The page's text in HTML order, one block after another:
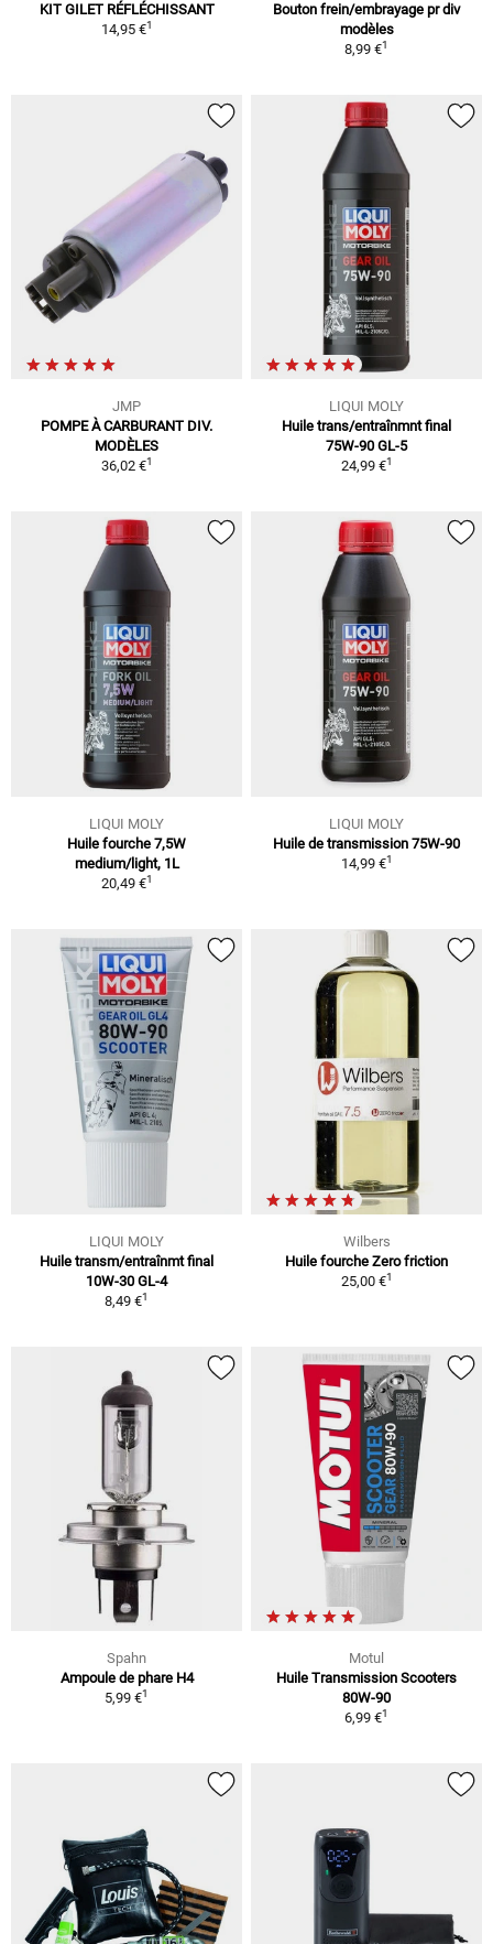
KIT GILET RÉFLÉCHISSANT
14,95 €1
Bouton frein/embrayage pr div
modèles
8,99 €1
JMP
POMPE À CARBURANT DIV.
MODÈLES
36,02 €1
LIQUI MOLY
Huile trans/entraînmnt final
75W-90 GL-5
24,99 €1
LIQUI MOLY
Huile fourche 7,5W
medium/light, 1L
20,49 €1
LIQUI MOLY
Huile de transmission 75W-90
14,99 €1
LIQUI MOLY
Huile transm/entraînmt final
10W-30 GL-4
8,49 €1
Wilbers
Huile fourche Zero friction
25,00 €1
Spahn
Ampoule de phare H4
5,99 €1
Motul
Huile Transmission Scooters
80W-90
6,99 €1